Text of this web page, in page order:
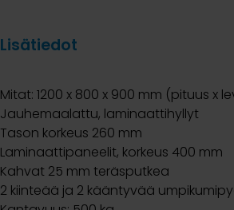
Lisätiedot
Mitat: 1200 x 800 x 900 mm (pituus x
Jauhemaalattu, laminaattihyllyt
Tason korkeus 260 mm
Laminaattipaneelit, korkeus 400 mm
Kahvat 25 mm teräsputkea
2 kiinteää ja 2 kääntyvää